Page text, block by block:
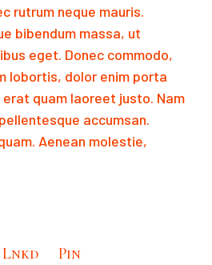
rutrum neque mauris.
bibendum massa, ut
eget. Donec commodo,
lobortis, dolor enim porta
quam laoreet justo. Nam
accumsan.
Aenean molestie,
Lnkd Pin